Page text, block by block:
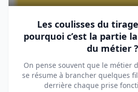
Les coulisses du
pourquoi c’est la partie
du métier ?
On pense souvent que le métier
se résume à brancher quelques
derrière chaque prise